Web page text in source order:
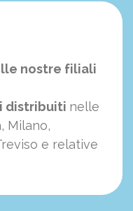
nostre filiali
distribuiti nelle
Milano,
e relative